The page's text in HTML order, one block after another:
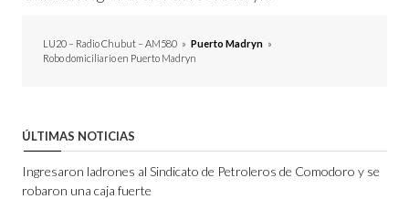
LU20 – Radio Chubut – AM580 » Puerto Madryn »
Robo domiciliario en Puerto Madryn
ÚLTIMAS NOTICIAS
Ingresaron ladrones al Sindicato de Petroleros de Comodoro y se
robaron una caja fuerte